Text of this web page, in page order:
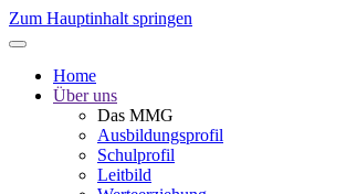
Zum Hauptinhalt springen
Home
Über uns
Das MMG
Ausbildungsprofil
Schulprofil
Leitbild